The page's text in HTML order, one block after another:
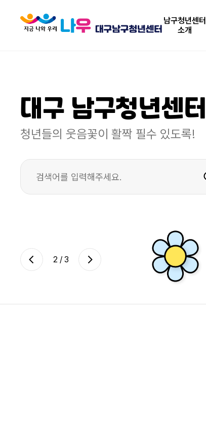
남구청년센터
소개
대구 남구청년센터
청년들의 웃음꽃이 활짝 필수 있도록!
2 / 3